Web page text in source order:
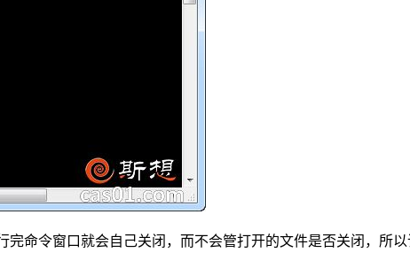
完命令窗口就会自己关闭，而不会管打开的文件是否关闭，所